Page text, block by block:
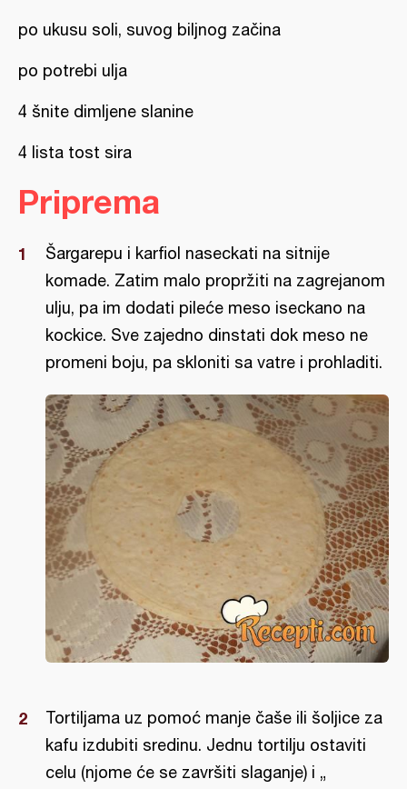
po ukusu soli, suvog biljnog začina
po potrebi ulja
4 šnite dimljene slanine
4 lista tost sira
Priprema
Šargarepu i karfiol naseckati na sitnije
komade. Zatim malo propržiti na zagrejanom
ulju, pa im dodati pileće meso iseckano na
kockice. Sve zajedno dinstati dok meso ne
promeni boju, pa skloniti sa vatre i prohladiti.
Tortiljama uz pomoć manje čaše ili šoljice za
kafu izdubiti sredinu. Jednu tortilju ostaviti
celu (njome će se završiti slaganje) i „